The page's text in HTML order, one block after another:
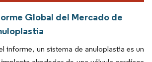
Global del Mercado de
informe, un sistema de anuloplastia es un